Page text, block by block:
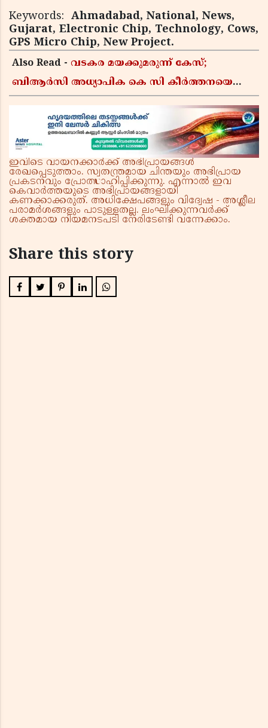
Keywords: Ahmadabad, National, News,
Gujarat, Electronic Chip, Technology, Cows,
GPS Micro Chip, New Project.
Also Read - വടകര മയക്കുമരുന്ന് കേസ്;
ബിആർസി അധ്യാപിക കെ സി കീർത്തനയെ
ഇവിടെ വായനക്കാർക്ക് അഭിപ്രായങ്ങൾ
രേഖപ്പെടുത്താം. സ്വതന്ത്രമായ ചിന്തയും അഭിപ്രായ
പ്രകടനവും പ്രോത്സാഹിപ്പിക്കുന്നു. എന്നാൽ ഇവ
കെവാർത്തയുടെ അഭിപ്രായങ്ങളായി
കണക്കാക്കരുത്. അധിക്ഷേപങ്ങളും വിദ്വേഷ - അശ്ലീല
പരാമർശങ്ങളും പാടുള്ളതല്ല. ലംഘിക്കുന്നവർക്ക്
ശക്തമായ നിയമനടപടി നേരിടേണ്ടി വന്നേക്കാം.
Share this story